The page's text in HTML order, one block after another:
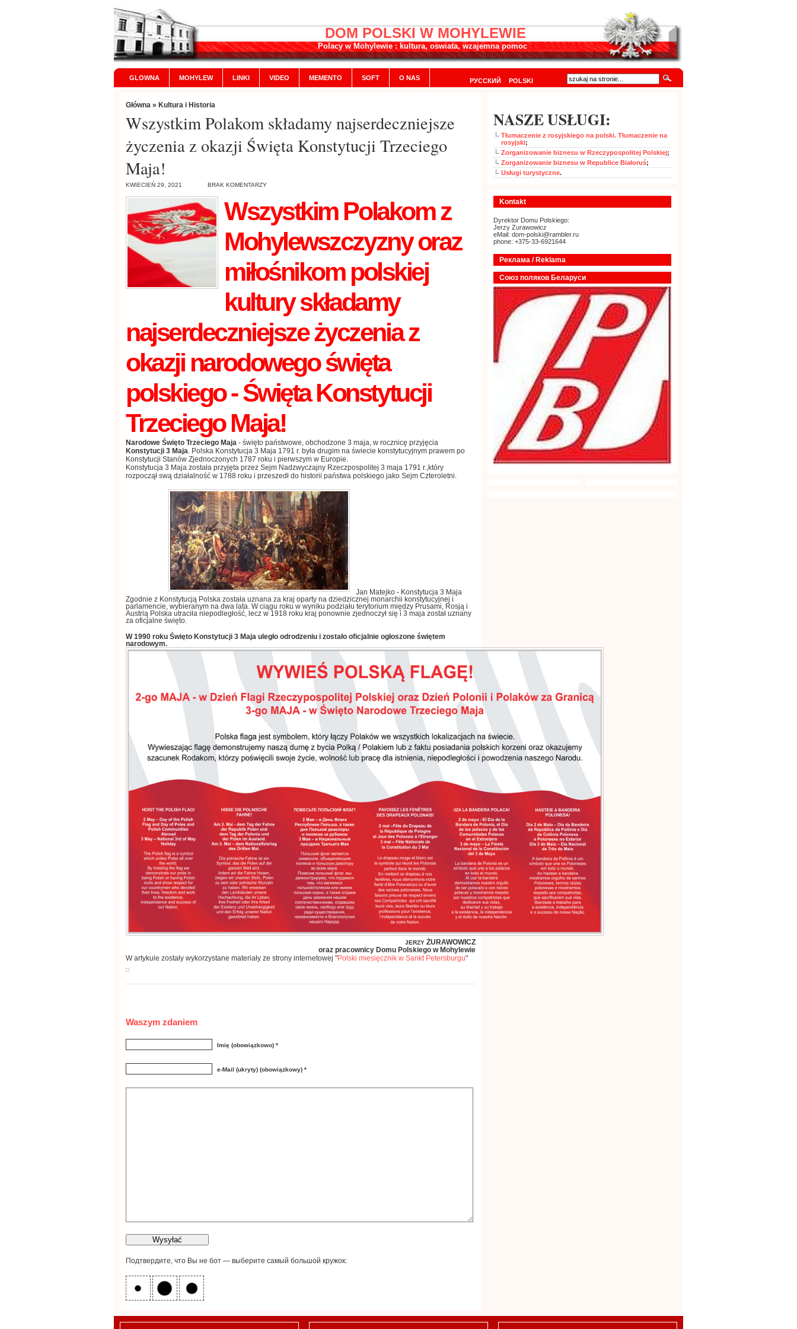
DOM POLSKI W MOHYLEWIE
Polacy w Mohylewie : kultura, oswiata, wzajemna pomoc
GLOWNA MOHYLEW LINKI VIDEO MEMENTO SOFT O NAS РУССКИЙ POLSKI
Główna » Kultura i Historia
Wszystkim Polakom składamy najserdeczniejsze
życzenia z okazji Święta Konstytucji Trzeciego
Maja!
KWIECIEŃ 29, 2021 BRAK KOMENTARZY
Wszystkim Polakomz
Mohylewszczyzny oraz
miłośnikom polskiej
kulturyskładamy
najserdeczniejsze życzenia z
okazji narodowego święta
polskiego-Święta Konstytucji
Trzeciego Maja!
Narodowe Święto Trzeciego Maja - święto państwowe, obchodzone 3 maja, w rocznicę przyjęcia
Konstytucji 3 Maja. Polska Konstytucja 3 Maja 1791 r. była drugim na świecie konstytucyjnym prawem po
Konstytucji Stanów Zjednoczonych 1787 roku i pierwszym w Europie.
Konstytucja 3 Maja została przyjęta przez Sejm Nadzwyczajny Rzeczpospolitej 3 maja 1791 r.,który
rozpoczął swą działalność w 1788 roku i przeszedł do historii państwa polskiego jako Sejm Czteroletni.
Jan Matejko- Konstytucja3 Maja
Zgodnie z Konstytucją Polska została uznana za kraj oparty na dziedzicznej monarchii konstytucyjnej i
parlamencie, wybieranym na dwa lata. W ciągu roku w wyniku podziału terytorium między Prusami, Rosją i
Austrią Polska utraciła niepodległość, lecz w 1918 roku kraj ponownie zjednoczył się i 3 maja został uznany
za oficjalne święto.
W1990 roku Święto Konstytucji 3 Maja uległo odrodzeniu i zostało oficjalnie ogłoszone świętem
narodowym.
JERZY ŻURAWOWICZ
oraz pracownicy Domu Polskiego w Mohylewie
W artykule zostały wykorzystane materiały ze strony internetowej "Polski miesięcznik w Sankt Petersburgu"
Waszym zdaniem
Imię (obowiązkowo) *
e-Mail (ukryty) (obowiązkowy) *
Подтвердите, что Вы не бот — выберите самый большой кружок:
NASZE USŁUGI:
Tłumaczenie z rosyjskiego na polski. Tłumaczenie na
rosyjski;
Zorganizowanie biznesu w Rzeczypospolitej Polskiej;
Zorganizowanie biznesu w Republice Białoruś;
Usługi turystyczne.
Kontakt
Dyrektor Domu Polskiego:
Jerzy Zurawowicz
eMail: dom-polski@rambler.ru
phone: +375-33-6921644
Реклама / Reklama
Союз поляков Беларуси